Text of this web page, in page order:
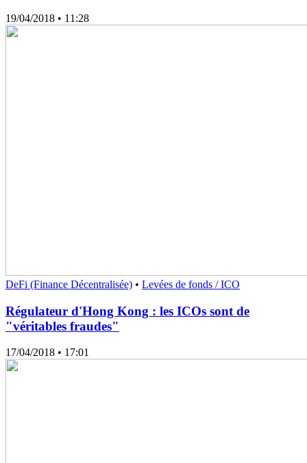
19/04/2018 • 11:28
DeFi (Finance Décentralisée) • Levées de fonds / ICO
Régulateur d'Hong Kong : les ICOs sont de
"véritables fraudes"
17/04/2018 • 17:01